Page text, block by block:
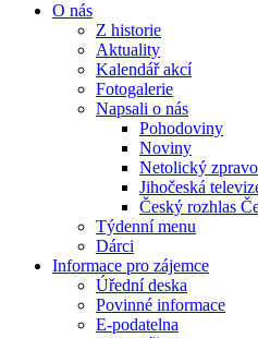
O nás
Z historie
Aktuality
Kalendář akcí
Fotogalerie
Napsali o nás
Pohodoviny
Noviny
Netolický
Jihočeská
Český rozhlas
Týdenní menu
Dárci
Informace pro zájemce
Úřední deska
Povinné informace
E-podatelna